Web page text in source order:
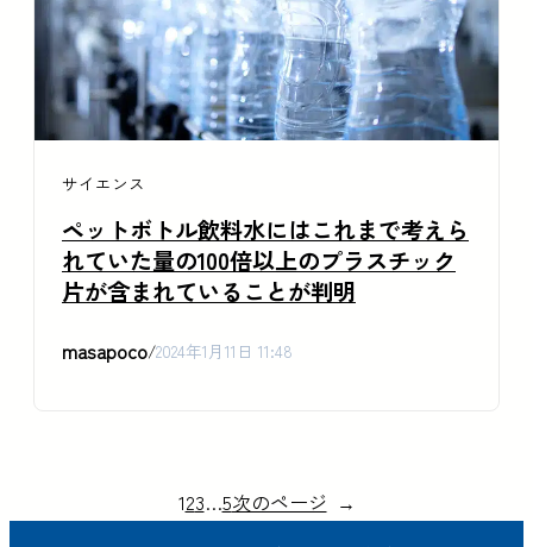
サイエンス
ペットボトル飲料水にはこれまで考えら
れていた量の100倍以上のプラスチック
片が含まれていることが判明
masapoco/2024年1月11日 11:48
123…5次のページ →